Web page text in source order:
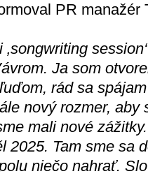
PR manažér
Ja som
rád sa
nový rozmer, aby
mali nové
2025. Tam sme sa
niečo nahrať.